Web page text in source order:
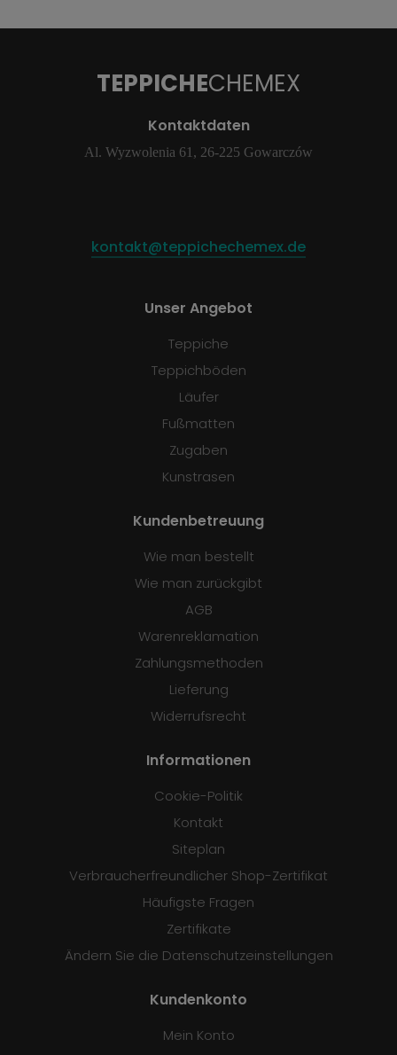
TEPPICHECHEMEX
Kontaktdaten
Al. Wyzwolenia 61, 26-225 Gowarczów
kontakt@teppichechemex.de
Unser Angebot
Teppiche
Teppichböden
Läufer
Fußmatten
Zugaben
Kunstrasen
Kundenbetreuung
Wie man bestellt
Wie man zurückgibt
AGB
Warenreklamation
Zahlungsmethoden
Lieferung
Widerrufsrecht
Informationen
Cookie-Politik
Kontakt
Siteplan
Verbraucherfreundlicher Shop-Zertifikat
Häufigste Fragen
Zertifikate
Ändern Sie die Datenschutzeinstellungen
Kundenkonto
Mein Konto